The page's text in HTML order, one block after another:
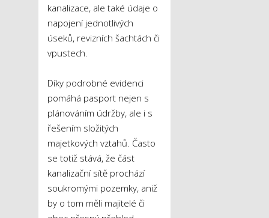
kanalizace, ale také údaje o
napojení jednotlivých
úseků, revizních šachtách či
vpustech.
Díky podrobné evidenci
pomáhá pasport nejen s
plánováním údržby, ale i s
řešením složitých
majetkových vztahů. Často
se totiž stává, že část
kanalizační sítě prochází
soukromými pozemky, aniž
by o tom měli majitelé či